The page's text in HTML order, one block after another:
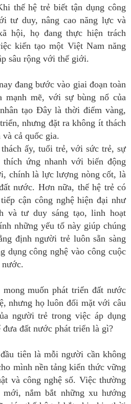
thế hệ trẻ biết tận dụng công
tư duy, nâng cao năng lực và
hội, họ đang thực hiện trách
kiến tạo một Việt Nam năng
sâu rộng với thế giới.
bước vào giai đoạn toàn
mạnh mẽ, với sự bùng nổ của
tạo Đây là thời điểm vàng,
nhưng đặt ra không ít thách
cả quốc gia.
ấy, tuổi trẻ, với sức trẻ, sự
thích ứng nhanh với biến động
chính là lực lượng nòng cốt, là
nước. Hơn nữa, thế hệ trẻ có
cận công nghệ hiện đại như
và tư duy sáng tạo, linh hoạt
những yếu tố này giúp chúng
định người trẻ luôn sẵn sàng
dụng công nghệ vào công cuộc
nước.
muốn phát triển đất nước
nhưng họ luôn đối mặt với câu
người trẻ trong việc áp dụng
đưa đất nước phát triển là gì?
là mỗi người cần không
mình nền tảng kiến thức vững
và công nghệ số. Việc thường
nắm bắt những xu hướng